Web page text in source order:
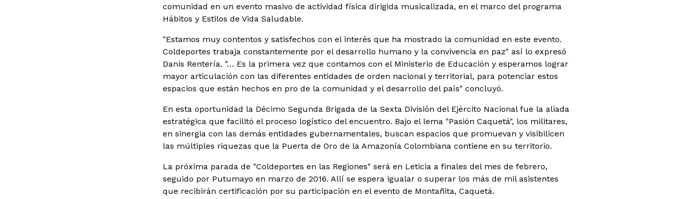
comunidad en un evento masivo de actividad física dirigida musicalizada, en el marco del programa
Hábitos y Estilos de Vida Saludable.
"Estamos muy contentos y satisfechos con el interés que ha mostrado la comunidad en este evento.
Coldeportes trabaja constantemente por el desarrollo humano y la convivencia en paz" así lo expresó
Danis Rentería. "… Es la primera vez que contamos con el Ministerio de Educación y esperamos lograr
mayor articulación con las diferentes entidades de orden nacional y territorial, para potenciar estos
espacios que están hechos en pro de la comunidad y el desarrollo del país" concluyó.
En esta oportunidad la Décimo Segunda Brigada de la Sexta División del Ejército Nacional fue la aliada
estratégica que facilitó el proceso logístico del encuentro. Bajo el lema "Pasión Caquetá", los militares,
en sinergia con las demás entidades gubernamentales, buscan espacios que promuevan y visibilicen
las múltiples riquezas que la Puerta de Oro de la Amazonía Colombiana contiene en su territorio.
La próxima parada de "Coldeportes en las Regiones" será en Leticia a finales del mes de febrero,
seguido por Putumayo en marzo de 2016. Allí se espera igualar o superar los más de mil asistentes
que recibirán certificación por su participación en el evento de Montañita, Caquetá.